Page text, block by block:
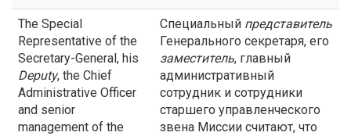
The Special
Representative of the
Secretary-General, his
Deputy, the Chief
Administrative Officer
and senior
management of the
Специальный представитель
Генерального секретаря, его
заместитель, главный
административный
сотрудник и сотрудники
старшего управленческого
звена Миссии считают, что